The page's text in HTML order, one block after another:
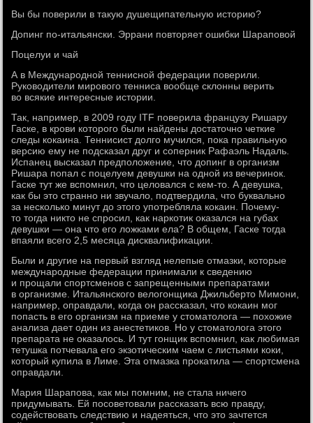
Вы бы поверили в такую душещипательную историю?
Допинг по-итальянски. Эррани повторяет ошибки Шараповой
Поцелуи и чай
А в Международной теннисной федерации поверили.
Руководители мирового тенниса вообще склонны верить
во всякие интересные истории.
Так, например, в 2009 году ITF поверила французу Ришару
Гаске, в крови которого были найдены достаточно четкие
следы кокаина. Теннисист долго мучился, пока правильную
версию ему не подсказал друг и соперник Рафаэль Надаль.
Испанец высказал предположение, что допинг в организм
Ришара попал с поцелуем девушки на одной из вечеринок.
Гаске тут же вспомнил, что целовался с кем-то. А девушка,
как бы это странно ни звучало, подтвердила, что буквально
за несколько минут до этого употребляла кокаин. Почему-
то тогда никто не спросил, как наркотик оказался на губах
девушки — она что его ложками ела? В общем, Гаске тогда
впаяли всего 2,5 месяца дисквалификации.
Были и другие на первый взгляд нелепые отмазки, которые
международные федерации принимали к сведению
и прощали спортсменов с запрещенными препаратами
в организме. Итальянского велогонщика Джильберто Мимони,
например, оправдали, когда он рассказал, что кокаин мог
попасть в его организм на приеме у стоматолога — похожие
анализа дает один из анестетиков. Но у стоматолога этого
препарата не оказалось. И тут гонщик вспомнил, как любимая
тетушка потчевала его экзотическим чаем с листьями коки,
который купила в Лиме. Эта отмазка прокатила — спортсмена
оправдали.
Мария Шарапова, как мы помним, не стала ничего
придумывать. Ей посоветовали рассказать всю правду,
содействовать следствию и надеяться, что это зачтется